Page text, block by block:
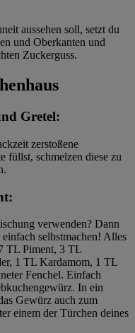
aussehen soll, setzt du
und Oberkanten und
Zuckerguss.
Gretel:
zerstoßene
füllst, schmelzen diese zu
verwenden? Dann
selbstmachen! Alles
TL Piment, 3 TL
1 TL Kardamom, 1 TL
Fenchel. Einfach
In ein
Gewürz auch zum
einem der Türchen deines